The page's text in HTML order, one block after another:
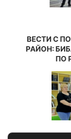
ВЕСТИ С
РАЙОН:
ПО